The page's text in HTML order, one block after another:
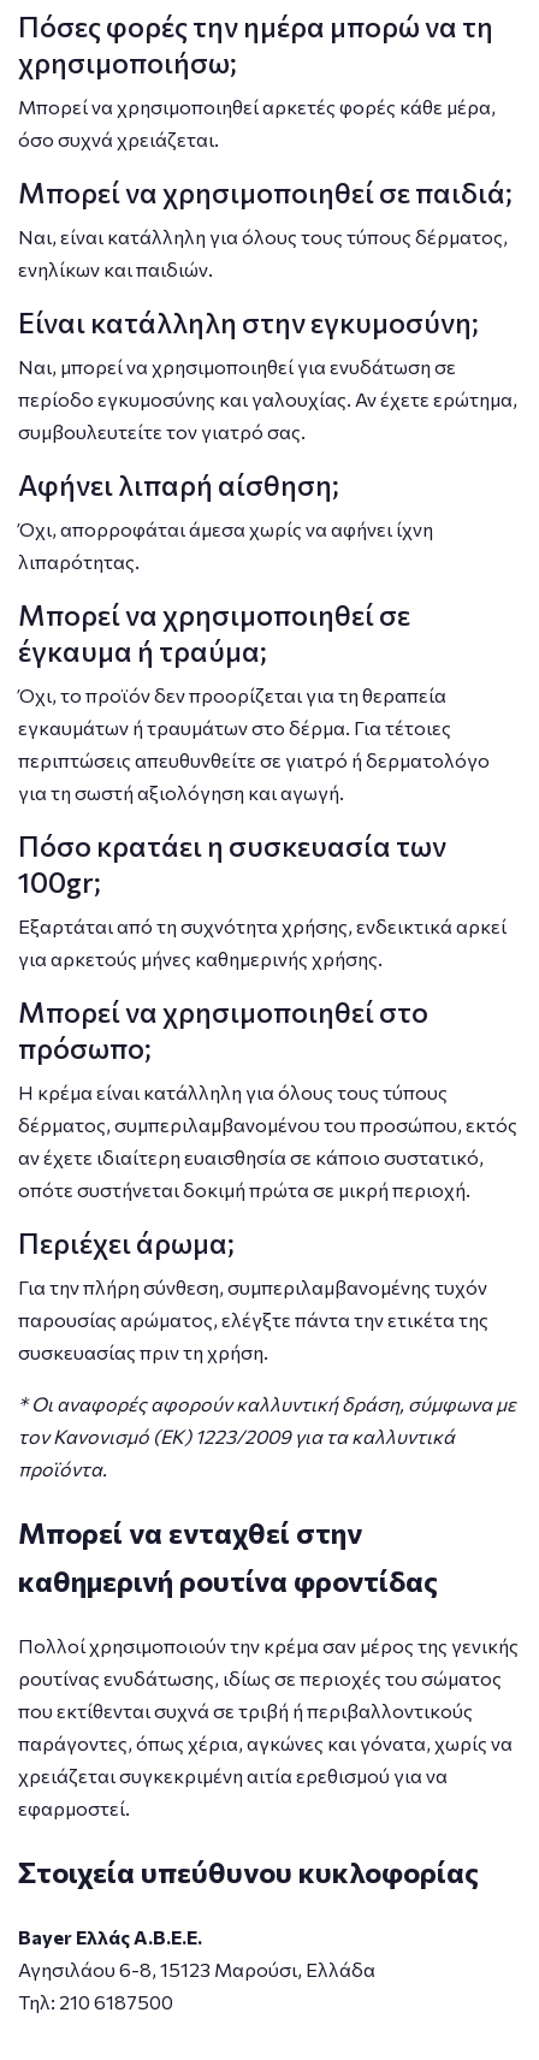
Πόσες φορές την ημέρα μπορώ να τη
χρησιμοποιήσω;
Μπορεί να χρησιμοποιηθεί αρκετές φορές κάθε μέρα,
όσο συχνά χρειάζεται.
Μπορεί να χρησιμοποιηθεί σε παιδιά;
Ναι, είναι κατάλληλη για όλους τους τύπους δέρματος,
ενηλίκων και παιδιών.
Είναι κατάλληλη στην εγκυμοσύνη;
Ναι, μπορεί να χρησιμοποιηθεί για ενυδάτωση σε
περίοδο εγκυμοσύνης και γαλουχίας. Αν έχετε ερώτημα,
συμβουλευτείτε τον γιατρό σας.
Αφήνει λιπαρή αίσθηση;
Όχι, απορροφάται άμεσα χωρίς να αφήνει ίχνη
λιπαρότητας.
Μπορεί να χρησιμοποιηθεί σε
έγκαυμα ή τραύμα;
Όχι, το προϊόν δεν προορίζεται για τη θεραπεία
εγκαυμάτων ή τραυμάτων στο δέρμα. Για τέτοιες
περιπτώσεις απευθυνθείτε σε γιατρό ή δερματολόγο
για τη σωστή αξιολόγηση και αγωγή.
Πόσο κρατάει η συσκευασία των
100gr;
Εξαρτάται από τη συχνότητα χρήσης, ενδεικτικά αρκεί
για αρκετούς μήνες καθημερινής χρήσης.
Μπορεί να χρησιμοποιηθεί στο
πρόσωπο;
Η κρέμα είναι κατάλληλη για όλους τους τύπους
δέρματος, συμπεριλαμβανομένου του προσώπου, εκτός
αν έχετε ιδιαίτερη ευαισθησία σε κάποιο συστατικό,
οπότε συστήνεται δοκιμή πρώτα σε μικρή περιοχή.
Περιέχει άρωμα;
Για την πλήρη σύνθεση, συμπεριλαμβανομένης τυχόν
παρουσίας αρώματος, ελέγξτε πάντα την ετικέτα της
συσκευασίας πριν τη χρήση.
* Οι αναφορές αφορούν καλλυντική δράση, σύμφωνα με
τον Κανονισμό (ΕΚ) 1223/2009 για τα καλλυντικά
προϊόντα.
Μπορεί να ενταχθεί στην
καθημερινή ρουτίνα φροντίδας
Πολλοί χρησιμοποιούν την κρέμα σαν μέρος της γενικής
ρουτίνας ενυδάτωσης, ιδίως σε περιοχές του σώματος
που εκτίθενται συχνά σε τριβή ή περιβαλλοντικούς
παράγοντες, όπως χέρια, αγκώνες και γόνατα, χωρίς να
χρειάζεται συγκεκριμένη αιτία ερεθισμού για να
εφαρμοστεί.
Στοιχεία υπεύθυνου κυκλοφορίας
Bayer Ελλάς Α.Β.Ε.Ε.
Αγησιλάου 6-8, 15123 Μαρούσι, Ελλάδα
Τηλ: 210 6187500